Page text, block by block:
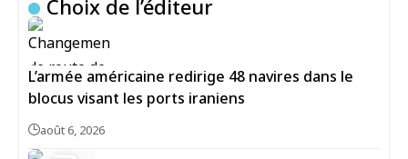
Choix de l’éditeur
L’armée américaine redirige 48 navires dans le
blocus visant les ports iraniens
août 6, 2026